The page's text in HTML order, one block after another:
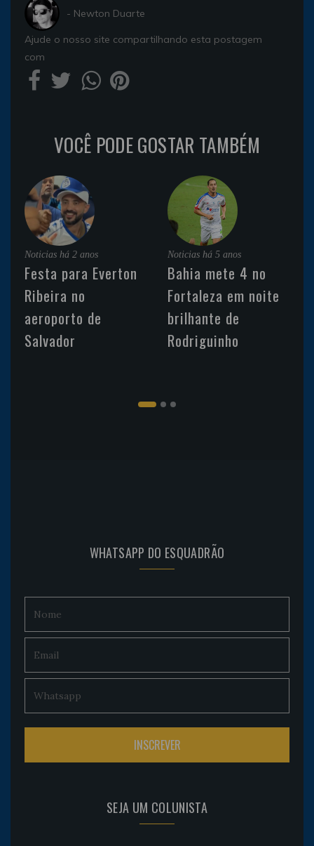
- Newton Duarte
Ajude o nosso site compartilhando esta postagem
com
VOCÊ PODE GOSTAR TAMBÉM
Noticias há 2 anos
Festa para Everton
Ribeira no
aeroporto de
Salvador
Noticias há 5 anos
Bahia mete 4 no
Fortaleza em noite
brilhante de
Rodriguinho
WHATSAPP DO ESQUADRÃO
SEJA UM COLUNISTA